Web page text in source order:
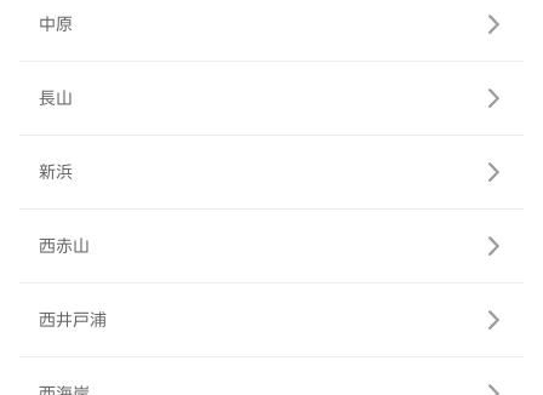
中原
長山
新浜
西赤山
西井戸浦